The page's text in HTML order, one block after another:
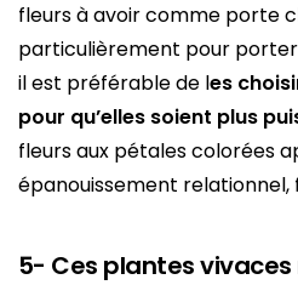
fleurs à avoir comme porte
particulièrement pour
il est préférable de les
pour qu’elles soient plus
fleurs aux pétales colorées
épanouissement
5- Ces plantes